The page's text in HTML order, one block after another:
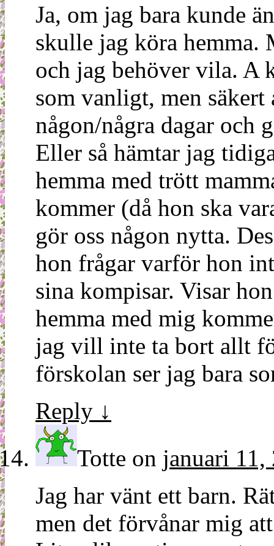
Ja, om jag bara kunde
skulle jag köra hemma.
och jag behöver vila. A
som vanligt, men
någon/några dagar och
Eller så hämtar jag
hemma med trött
kommer (då hon ska
gör oss någon nytta.
hon frågar varför hon
sina kompisar. Visar
hemma med mig
jag vill inte ta bort allt
förskolan ser jag bara
Reply ↓
Totte on januari 11,
Jag har vänt ett barn.
men det förvånar mig